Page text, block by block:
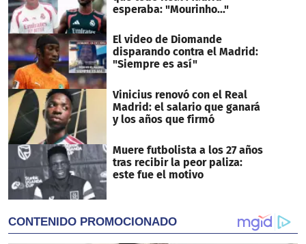
esperaba: "Mourinho..."
El video de Diomande
disparando contra el Madrid:
"Siempre es así"
Vinicius renovó con el Real
Madrid: el salario que ganará
y los años que firmó
Muere futbolista a los 27 años
tras recibir la peor paliza:
este fue el motivo